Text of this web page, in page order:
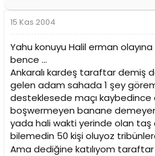
15 Kas 2004
Yahu konuyu Halil erman
bence ...
Ankaralı kardeş taraftar demiş
gelen adam sahada 1 şey
desteklesede maçı
boşwermeyen banane
yada hali wakti yerinde olan taş
bilemedin 50 kişi oluyoz
Ama dediğine katılıyom